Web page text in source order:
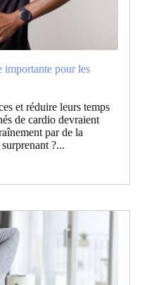
importante pour les
et réduire leurs temps
de cardio devraient
par de la
?...